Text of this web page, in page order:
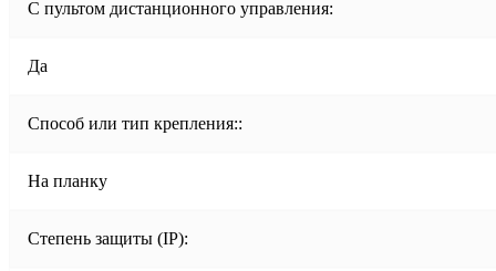
С пультом дистанционного управления:
Да
Способ или тип крепления::
На планку
Степень защиты (IP):